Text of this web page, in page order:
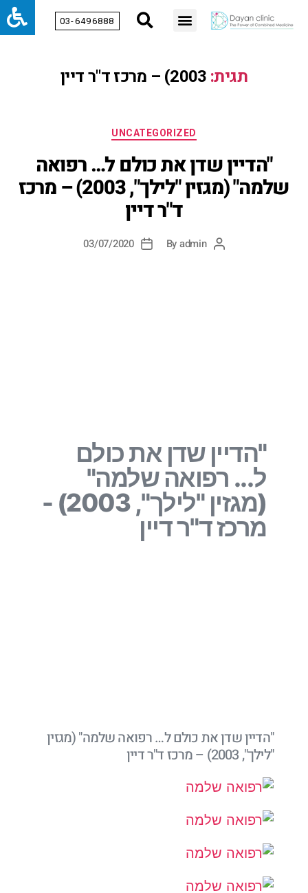
03-6496888
תגית: 2003) – מרכז ד"ר דיין
UNCATEGORIZED
"הדיין שדן את כולם ל… רפואה
שלמה" (מגזין "לילך", 2003) – מרכז
ד"ר דיין
Byadmin
03/07/2020
"הדיין שדן את כולם
ל... רפואה שלמה"
(מגזין "לילך", 2003) -
מרכז ד"ר דיין
"הדיין שדן את כולם ל… רפואה שלמה" (מגזין
"לילך", 2003) – מרכז ד"ר דיין